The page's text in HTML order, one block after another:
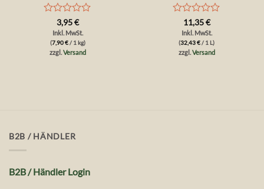
Bewertet
mit
von
3,95€
Inkl. MwSt.
(7,90€/ 1 kg)
zzgl.Versand
Bewertet
mit
von
11,35€
Inkl. MwSt.
(32,43€/ 1 L)
zzgl.Versand
B2B / HÄNDLER
B2B / Händler Login